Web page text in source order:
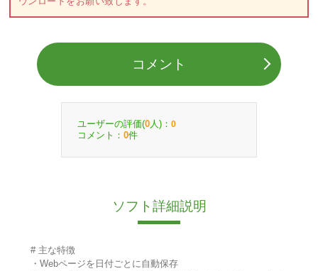
コメント
ユーザーの評価(0 人)： 0
コメント： 0件
ソフト詳細説明
# 主な特徴
・Webページを日付ごとに自動保存